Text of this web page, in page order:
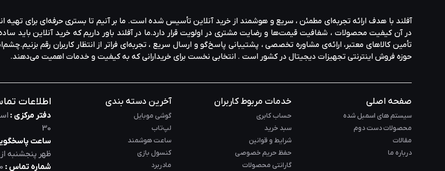
آفلند با هدف ارائه‌ تجربه‌ای مطمئن ، سریع و هوشمند از خرید آنلاین تأسیس شده است. ما بر آنیم تا بستری حرفه‌ای برای تهیه‌
در آن کیفیت محصولات ، شفافیت قیمت‌ها و رضایت مشتری در اولویت قرار دارد.ما در آفلند باور داریم که خرید آنلاین باید
تأمین کالاهای معتبر، ارائه‌ی مشاوره‌ تخصصی ، پشتیبانی پاسخ‌گو و ارسال سریع ، تجربه‌ای فراتر از انتظار کاربران رقم
حوزه‌ فروش اینترنتی تجهیزات دیجیتال در کشور است . انتخابی نخست برای خریدارانی که به کیفیت و خدمات اهمیت می‌دهند.
صفحه اصلی
سیستم های اسمبل شده
محصولات دست دوم
مقالات
درباره ما
خدمات مربوط کاربران
حساب کابری
سبد خرید
شرایط و قوانین
حفظ حریم خصوصی
گارانتی محصولات
آخرین دسته بندی
گوشی موبایل
لپ‌تاب
ساعت هوشمند
کنسول بازی
مادربرد
اطلاعات
دفتر مرکزی :
30
ساعت
ظهر پنجشنبه
شماره تماس :